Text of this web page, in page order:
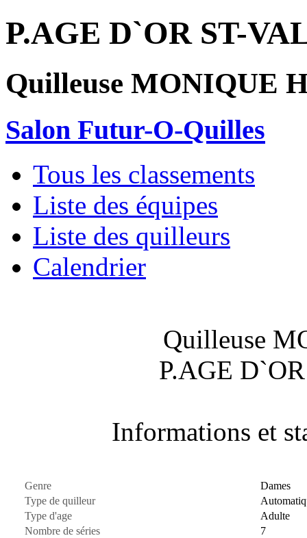
P.AGE D`OR ST-
Quilleuse MONIQUE
Salon Futur-O-Quilles
Tous les classements
Liste des équipes
Liste des quilleurs
Calendrier
Quilleuse
P.AGE
Informations et
Genre
Dames
Type de quilleur
Type d'age
Adulte
Nombre de séries
7